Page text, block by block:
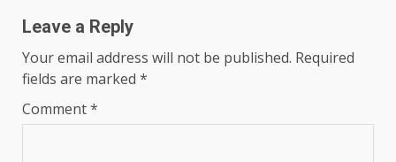
Leave a Reply
Your email address will not be published. Required
fields are marked *
Comment*